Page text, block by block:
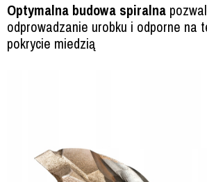
Optymalna budowa spiralna
odprowadzanie urobku i odporne na
pokrycie miedzią